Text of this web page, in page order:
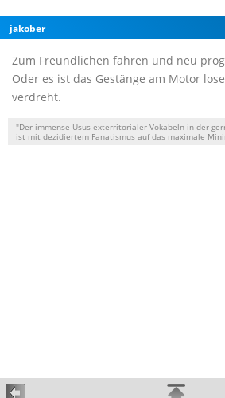
jakober
Zum Freundlichen fahren und neu
Oder es ist das Gestänge am Motor
verdreht.
"Der immense Usus exterritorialer Vokabeln in der
ist mit dezidiertem Fanatismus auf das maximale